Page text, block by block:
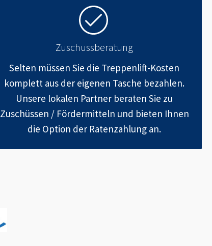
Zuschussberatung
Selten müssen Sie die Treppenlift-Kosten
komplett aus der eigenen Tasche bezahlen.
Unsere lokalen Partner beraten Sie zu
Zuschüssen / Fördermitteln und bieten Ihnen
die Option der Ratenzahlung an.